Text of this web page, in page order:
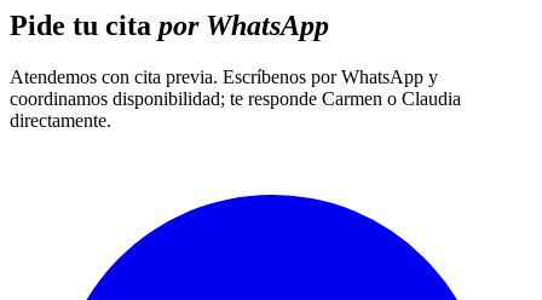
Pide tu cita por WhatsApp
Atendemos con cita previa. Escríbenos por WhatsApp y
coordinamos disponibilidad; te responde Carmen o Claudia
directamente.